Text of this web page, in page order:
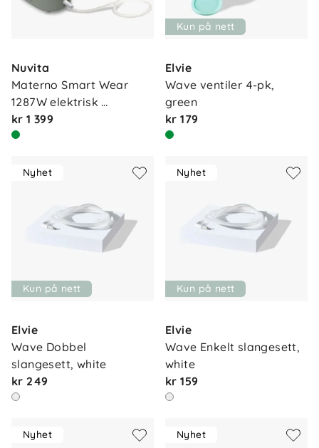
Nuvita
Materno Smart Wear
1287W elektrisk
brystpum…
kr 1 399
Kun på nett
Elvie
Wave ventiler 4-pk,
green
kr 179
Nyhet
Kun på nett
Elvie
Wave Dobbel
slangesett, white
kr 249
Nyhet
Kun på nett
Elvie
Wave Enkelt slangesett,
white
kr 159
Nyhet Nyhet